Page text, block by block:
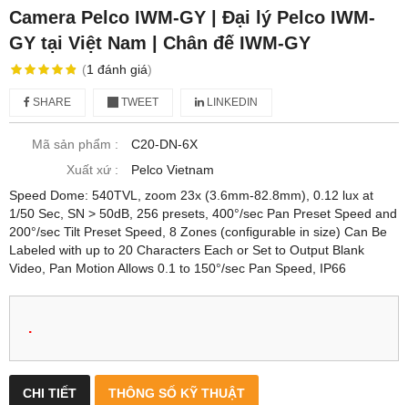
Camera Pelco IWM-GY | Đại lý Pelco IWM-
GY tại Việt Nam | Chân đế IWM-GY
(1 đánh giá)
SHARE TWEET LINKEDIN
Mã sản phẩm :
C20-DN-6X
Xuất xứ :
Pelco Vietnam
Speed Dome: 540TVL, zoom 23x (3.6mm-82.8mm), 0.12 lux at
1/50 Sec, SN > 50dB, 256 presets, 400°/sec Pan Preset Speed and
200°/sec Tilt Preset Speed, 8 Zones (configurable in size) Can Be
Labeled with up to 20 Characters Each or Set to Output Blank
Video, Pan Motion Allows 0.1 to 150°/sec Pan Speed, IP66
.
CHI TIẾT THÔNG SỐ KỸ THUẬT